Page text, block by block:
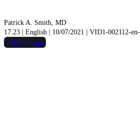
Patrick A. Smith, MD
17:23 | English | 10/07/2021 | VID1-002112-
hide_image